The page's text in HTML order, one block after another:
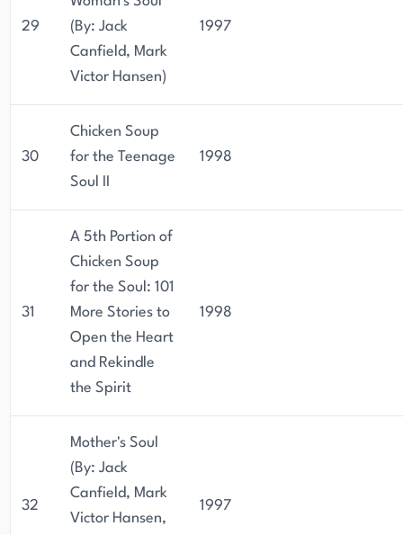
29
(By: Jack
Canfield, Mark
Victor Hansen)
1997
30
Chicken Soup
for the Teenage
Soul II
1998
31
A 5th Portion of
Chicken Soup
for the Soul: 101
More Stories to
Open the Heart
and Rekindle
the Spirit
1998
32
Mother's Soul
(By: Jack
Canfield, Mark
Victor Hansen,
1997